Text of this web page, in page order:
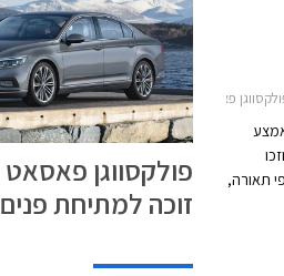
פאסאט 2020-2022
תאורה,
זוכה למתיחת פנים